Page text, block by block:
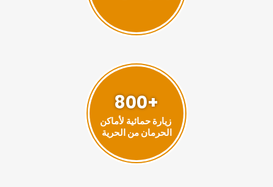
+800
زيارة حمائية لأماكن
الحرمان من الحرية